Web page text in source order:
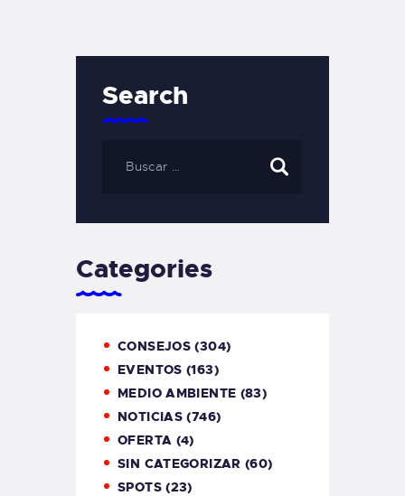
Search
Categories
CONSEJOS (304)
EVENTOS (163)
MEDIO AMBIENTE (83)
NOTICIAS (746)
OFERTA (4)
SIN CATEGORIZAR (60)
SPOTS(23)